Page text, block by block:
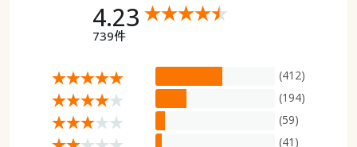
4.23
739件
(412)
(194)
(59)
(41)